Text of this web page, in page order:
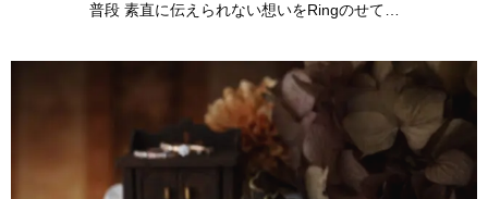
普段 素直に伝えられない想いをRingのせて…